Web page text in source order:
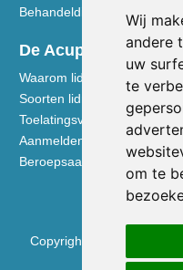
Wij
andere
uw
te
om te
Behandeldisciplines - TCG
De Acupuncturist
Waarom lid worden van de
Soorten lidmaatschap NVA
Toelatingsvoorwaarden
Aanmelden voor
Copyright © 2026